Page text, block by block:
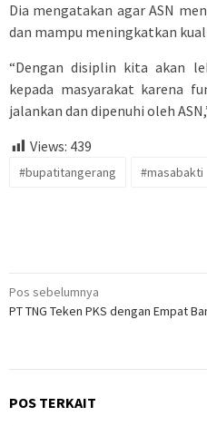
Dia mengatakan agar ASN
dan mampu meningkatkan
“Dengan disiplin kita akan
kepada masyarakat karena
jalankan dan dipenuhi oleh
Views: 439
#bupatitangerang #masabakti
Navigasi
pos
Pos sebelumnya
PT TNG Teken PKS dengan Empat
POS TERKAIT